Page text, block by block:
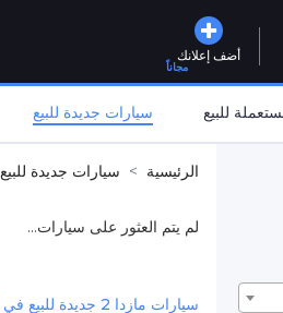
أضف إعلانك
مجاناً
للبيع سيارات جديدة للبيع
الرئيسية سيارات جديدة للبيع
لم يتم العثور على سيارات...
سيارات مازدا 2 جديدة للبيع في رأس الخيمة